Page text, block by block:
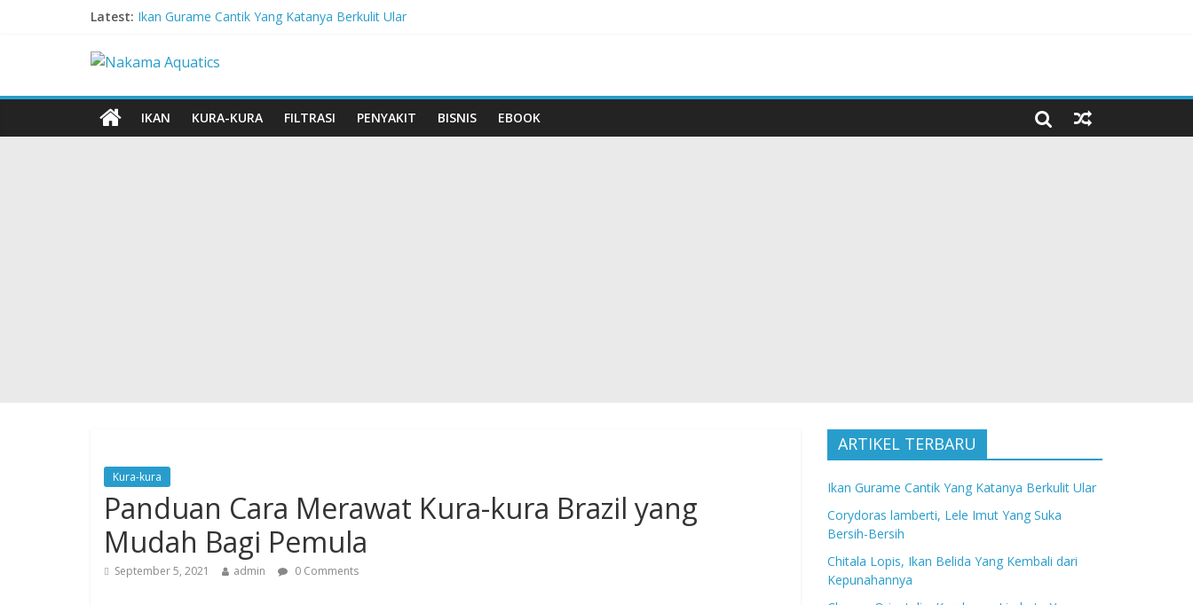
Latest: Ikan Gurame Cantik Yang Katanya Berkulit Ular
Chitala Lopis, Ikan Belida Yang Kembali dari Kepunahannya
Channa Orientalis, Kembaran Limbata Yang Tidak Populer di Indonesia
Red-Tailed Black Shark, Hiu Gadungan Yang Terancam Punah
IKAN
KURA-KURA FILTRASI PENYAKIT BISNIS EBOOK
Kura-kura
Panduan Cara Merawat Kura-kura Brazil yang
Mudah Bagi Pemula
September 5, 2021 admin 0 Comments
ARTIKEL TERBARU
Ikan Gurame Cantik Yang Katanya Berkulit Ular
Corydoras lamberti, Lele Imut Yang Suka
Bersih-Bersih
Chitala Lopis, Ikan Belida Yang Kembali dari
Kepunahannya